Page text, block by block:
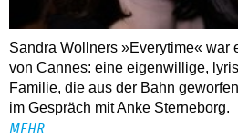
Sandra Wollners »Everytime« war
von Cannes: eine eigenwillige,
Familie, die aus der Bahn
im Gespräch mit Anke Sterneborg.
MEHR